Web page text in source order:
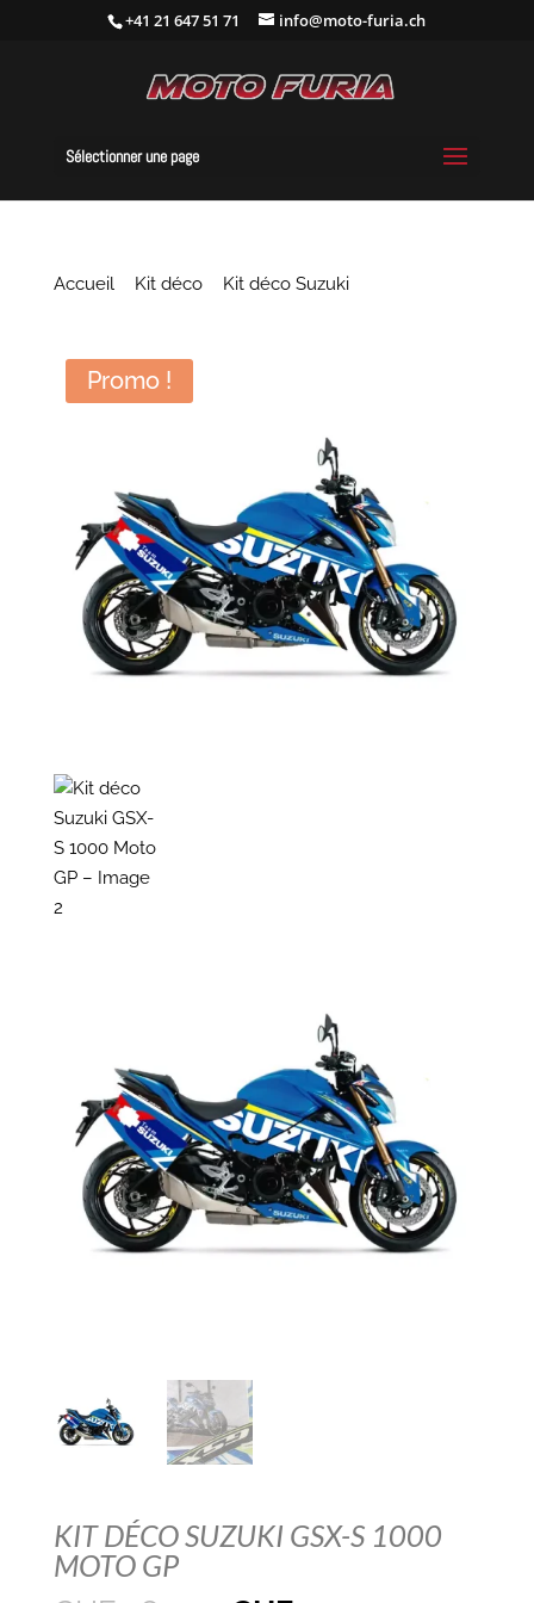
+41 21 647 51 71 info@moto-furia.ch
Sélectionner une page
Accueil/ Kit déco/ Kit déco Suzuki/ Kit déco
Promo !
KIT DÉCO SUZUKI GSX-S 1000
MOTO GP